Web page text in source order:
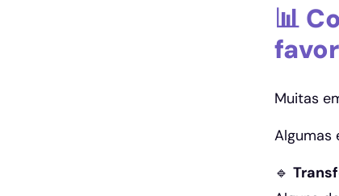
📊
Muitas
Algumas
🔹